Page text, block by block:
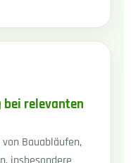
bei relevanten
Bauabläufen,